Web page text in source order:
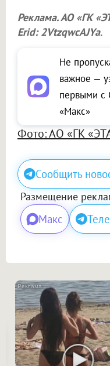
Реклама. АО «ГК
Erid: 2VtzqwcAJYa.
Не
важное —
первыми с
«Макс»
Фото: АО «ГК
Сообщить
Размещение
Макс